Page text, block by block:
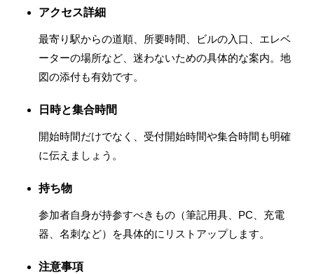
アクセス詳細
最寄り駅からの道順、所要時間、ビルの入口、エレベ
ーターの場所など、迷わないための具体的な案内。地
図の添付も有効です。
日時と集合時間
開始時間だけでなく、受付開始時間や集合時間も明確
に伝えましょう。
持ち物
参加者自身が持参すべきもの（筆記用具、PC、充電
器、名刺など）を具体的にリストアップします。
注意事項